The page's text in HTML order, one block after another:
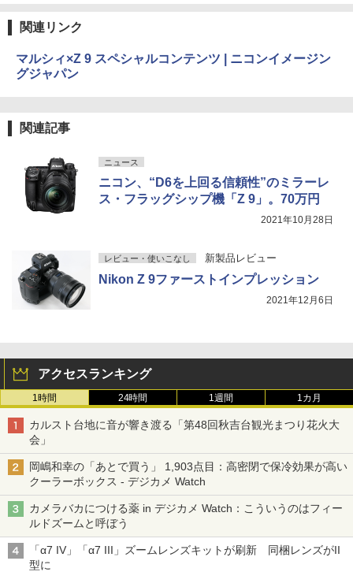
関連リンク
マルシィ×Z 9 スペシャルコンテンツ | ニコンイメージン
グジャパン
関連記事
ニュース
ニコン、“D6を上回る信頼性”のミラーレ
ス・フラッグシップ機「Z 9」。70万円
2021年10月28日
レビュー・使いこなし 新製品レビュー
Nikon Z 9ファーストインプレッション
2021年12月6日
アクセスランキング
1時間 24時間 1週間 1カ月
カルスト台地に音が響き渡る「第48回秋吉台観光まつり花火大
会」
岡嶋和幸の「あとで買う」 1,903点目：高密閉で保冷効果が高い
クーラーボックス - デジカメ Watch
カメラバカにつける薬 in デジカメ Watch：こういうのはフィー
ルドズームと呼ぼう
「α7 IV」「α7 III」ズームレンズキットが刷新 同梱レンズがII
型に